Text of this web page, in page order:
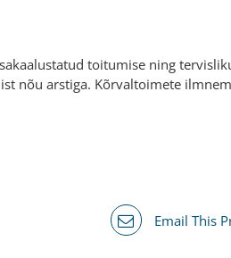
toitumise ning
nõu arstiga. Kõrvaltoimete
Email This